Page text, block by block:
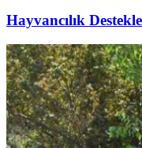
Hayvancılık